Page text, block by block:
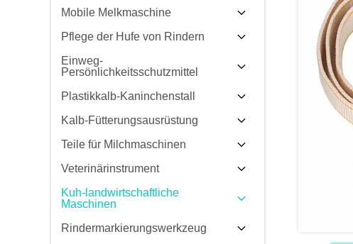
Mobile Melkmaschine
Pflege der Hufe von Rindern
Einweg-
Persönlichkeitsschutzmittel
Plastikkalb-Kaninchenstall
Kalb-Fütterungsausrüstung
Teile für Milchmaschinen
Veterinärinstrument
Kuh-landwirtschaftliche
Maschinen
Rindermarkierungswerkzeug